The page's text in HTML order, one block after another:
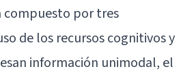
compuesto por tres
de los recursos cognitivos y
información unimodal, el